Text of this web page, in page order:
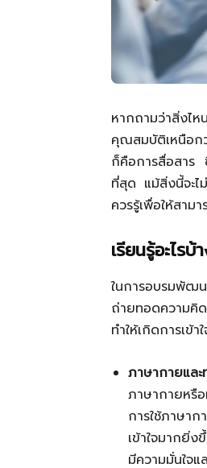
หากถามว่าสิ่งไ
คุณสมบัติเหนือก
ก็คือการสื่อสาร
ที่สุด แม้สิ่งนี้จะไ
ควรรู้เพื่อให้สาม
เรียนรู้อะไร
ในการอบรมพัฒ
ถ่ายทอดความคิ
ทำให้เกิดการเข้
ภาษากายและ
ภาษากายหรื
การใช้ภาษา
เข้าใจมากยิ่ง
มีความมั่นใจ